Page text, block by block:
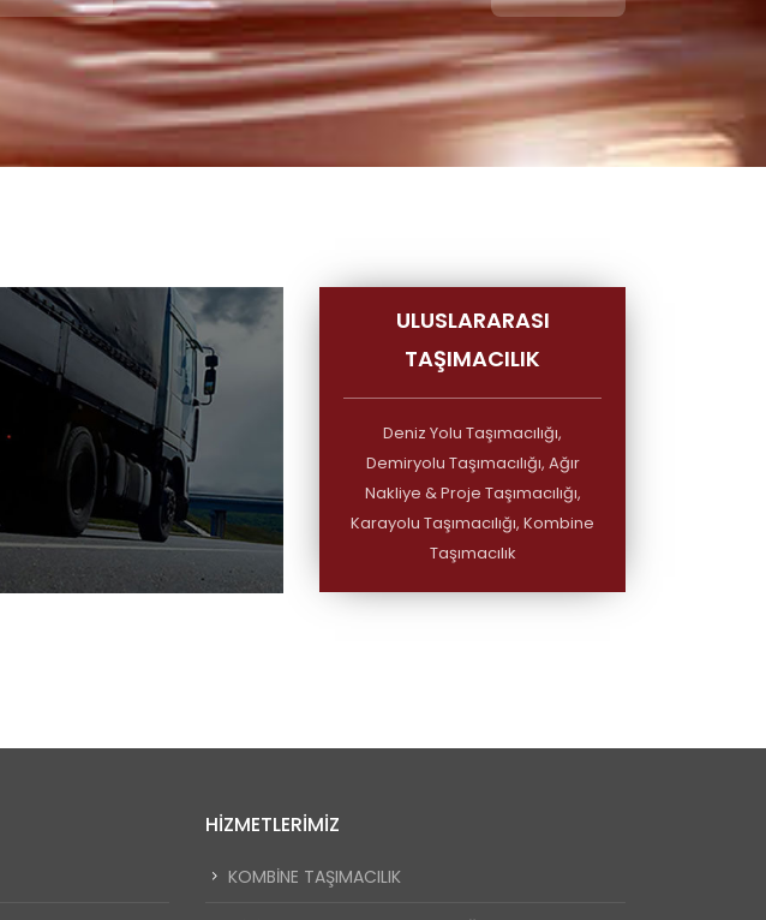
ULUSLARARASI
TAŞIMACILIK
Deniz Yolu Taşımacılığı,
Demiryolu Taşımacılığı, Ağır
Nakliye & Proje Taşımacılığı,
Karayolu Taşımacılığı, Kombine
Taşımacılık
HIZMETLERIMIZ
KOMBİNE TAŞIMACILIK